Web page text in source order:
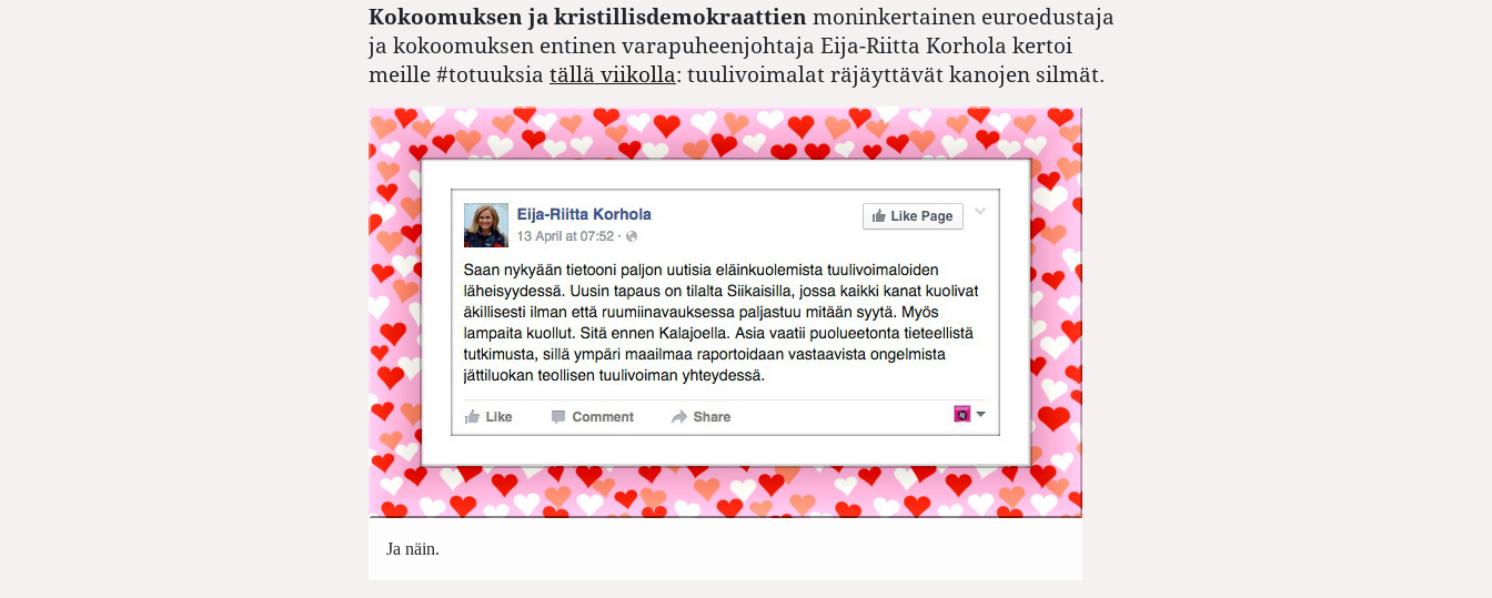
Kokoomuksen ja kristillisdemokraattien moninkertainen euroedustaja
ja kokoomuksen entinen varapuheenjohtaja Eija-Riitta Korhola kertoi
meille #totuuksia tällä viikolla: tuulivoimalat räjäyttävät kanojen silmät.
Ja näin.